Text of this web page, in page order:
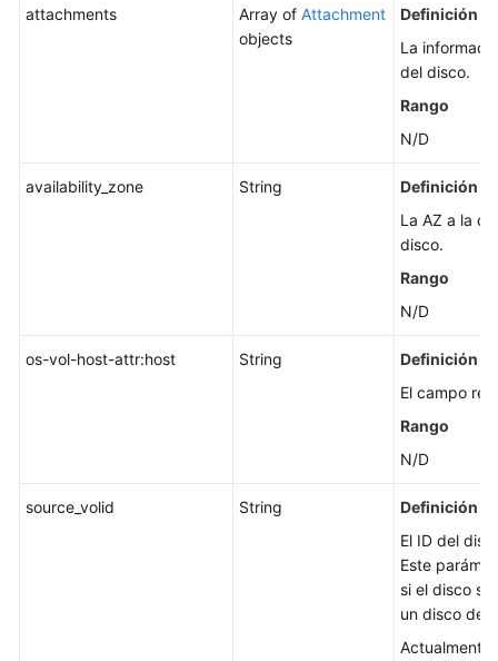
attachments Array of Attachment
objects
Definición
La
del disco.
Rango
N/D
availability_zone String
Definición
La AZ a la
disco.
Rango
N/D
os-vol-host-attr:host String
Definición
El campo
Rango
N/D
source_volid String
Definición
El ID del
Este
si el disco
un disco de